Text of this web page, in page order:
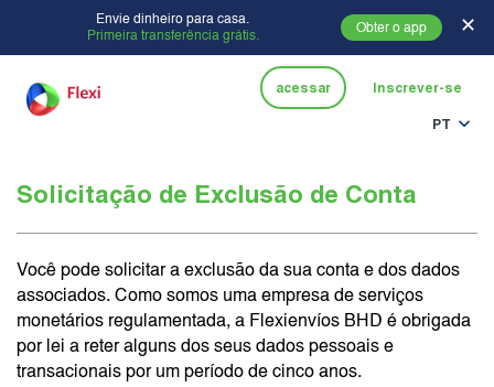
Envie dinheiro para casa.
Primeira transferência grátis.
Obter o app ✕
PT
acessar Inscrever-se
Solicitação de Exclusão de Conta
Você pode solicitar a exclusão da sua conta e dos dados
associados. Como somos uma empresa de serviços
monetários regulamentada, a Flexienvíos BHD é obrigada
por lei a reter alguns dos seus dados pessoais e
transacionais por um período de cinco anos.